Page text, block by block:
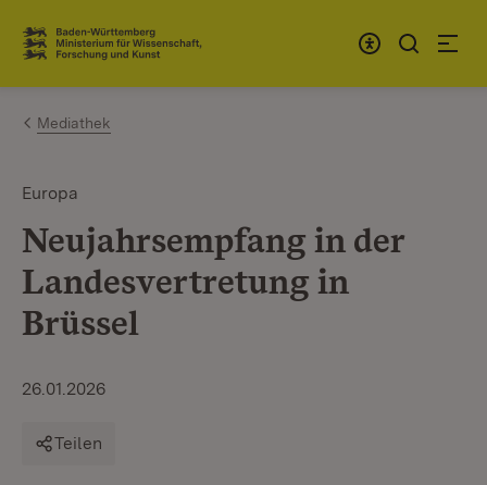
Zum Inhalt springen
Link zur Startseite
Mediathek
Europa
Neujahrsempfang in der
Landesvertretung in
Brüssel
26.01.2026
Teilen